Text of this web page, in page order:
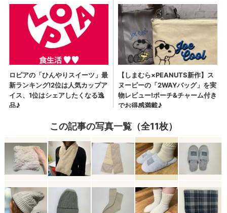
この記事の写真一覧（全11枚）